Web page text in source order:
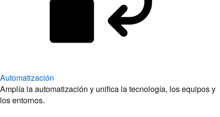
Automatización
Amplía la automatización y unifica la tecnología, los equipos y
los entornos.